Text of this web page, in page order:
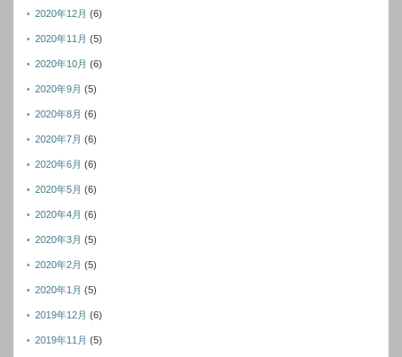
2020年12月 (6)
2020年11月 (5)
2020年10月 (6)
2020年9月 (5)
2020年8月 (6)
2020年7月 (6)
2020年6月 (6)
2020年5月 (6)
2020年4月 (6)
2020年3月 (5)
2020年2月 (5)
2020年1月 (5)
2019年12月 (6)
2019年11月 (5)